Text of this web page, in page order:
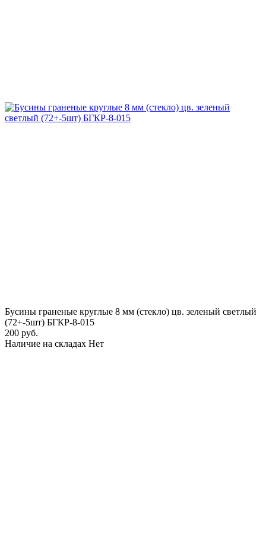
Бусины граненые круглые 8 мм (стекло) цв. зеленый светлый
(72+-5шт) БГКР-8-015
200 руб.
Наличие на складах Нет